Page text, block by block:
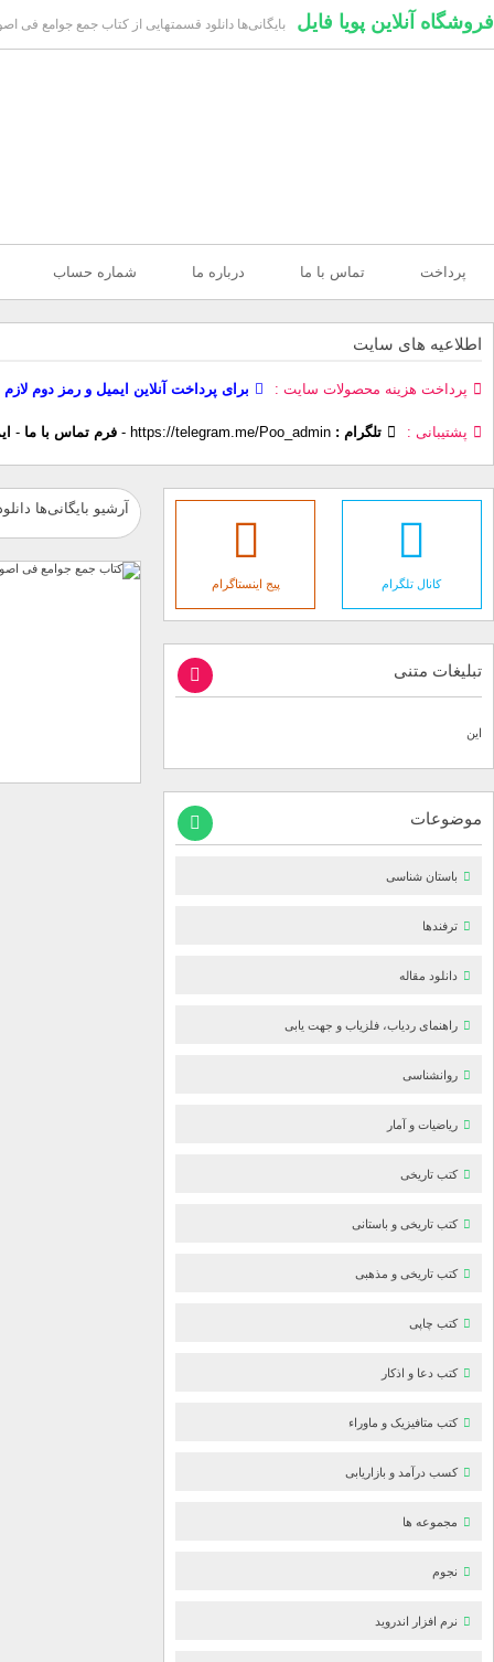
فروشگاه آنلاین پویا فایل بایگانی‌ها دانلود قسمتهایی از کتاب جمع جوامع فی
پرداخت تماس با ما درباره ما شماره حساب
اطلاعیه های سایت
پرداخت هزینه محصولات سایت برای پرداخت آنلاین ایمیل و رمز دوم
پشتیبانی تلگرام : https://telegram.me/Poo_admin
- فرم تماس با ما -
آرشیو بایگانی‌ها
کانال تلگرام پیج اینستاگرام
تبلیغات متنی
این
موضوعات
باستان شناسی
ترفندها
دانلود مقاله
راهنمای ردیاب، فلزیاب و جهت یابی
روانشناسی
ریاضیات و آمار
کتب تاریخی
کتب تاریخی و باستانی
کتب تاریخی و مذهبی
کتب چاپی
کتب دعا و اذکار
کتب متافیزیک و ماوراء
کسب درآمد و بازاریابی
مجموعه ها
نجوم
نرم افزار اندروید